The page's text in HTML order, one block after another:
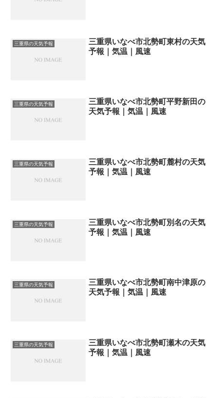
三重県の天気予報
三重県いなべ市北勢町東村の天気
予報｜気温｜風速
三重県の天気予報
三重県いなべ市北勢町平野新田の
天気予報｜気温｜風速
三重県の天気予報
三重県いなべ市北勢町麓村の天気
予報｜気温｜風速
三重県の天気予報
三重県いなべ市北勢町別名の天気
予報｜気温｜風速
三重県の天気予報
三重県いなべ市北勢町南中津原の
天気予報｜気温｜風速
三重県の天気予報
三重県いなべ市北勢町瀬木の天気
予報｜気温｜風速